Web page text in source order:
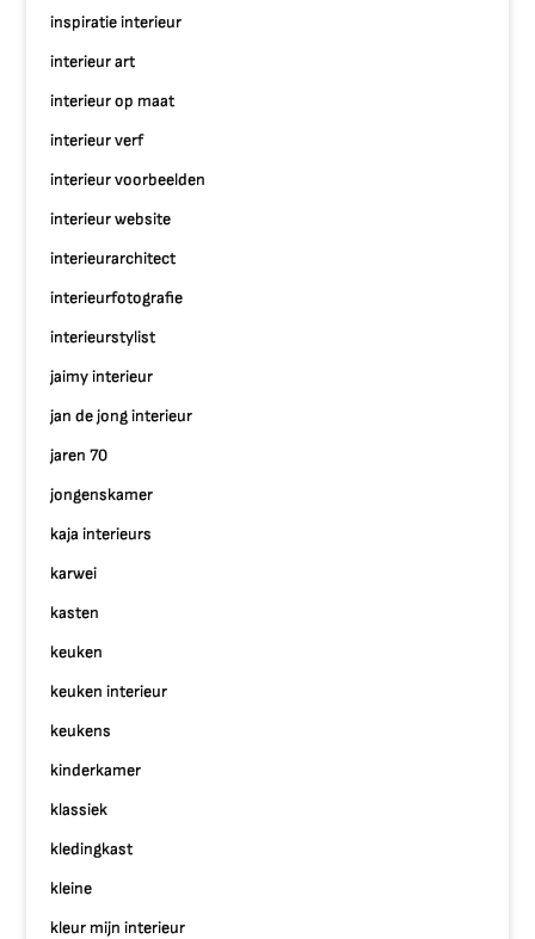
inspiratie interieur
interieur art
interieur op maat
interieur verf
interieur voorbeelden
interieur website
interieurarchitect
interieurfotografie
interieurstylist
jaimy interieur
jan de jong interieur
jaren 70
jongenskamer
kaja interieurs
karwei
kasten
keuken
keuken interieur
keukens
kinderkamer
klassiek
kledingkast
kleine
kleur mijn interieur